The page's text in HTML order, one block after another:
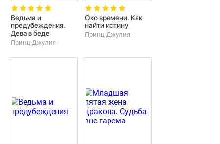
Ведьма и
предубеждения.
Дева в беде
Принц Джулия
Око времени. Как
найти истину
Принц Джулия